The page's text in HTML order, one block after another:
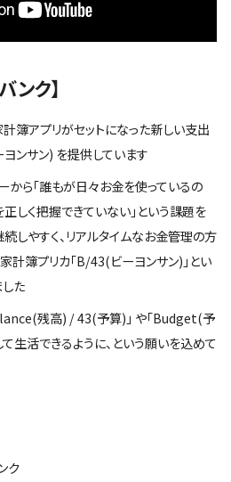
ンク】
簿アプリがセットになった新しい支出
ンサン) を提供しています
から「誰もが日々お金を使っているの
しく把握できていない」という課題を
続しやすく、リアルタイムなお金管理の方
計簿プリカ「B/43(ビーヨンサン)」とい
た
残高) / 43(予算)」 や「Budget(予
生活できるように、という願いを込めて
ク